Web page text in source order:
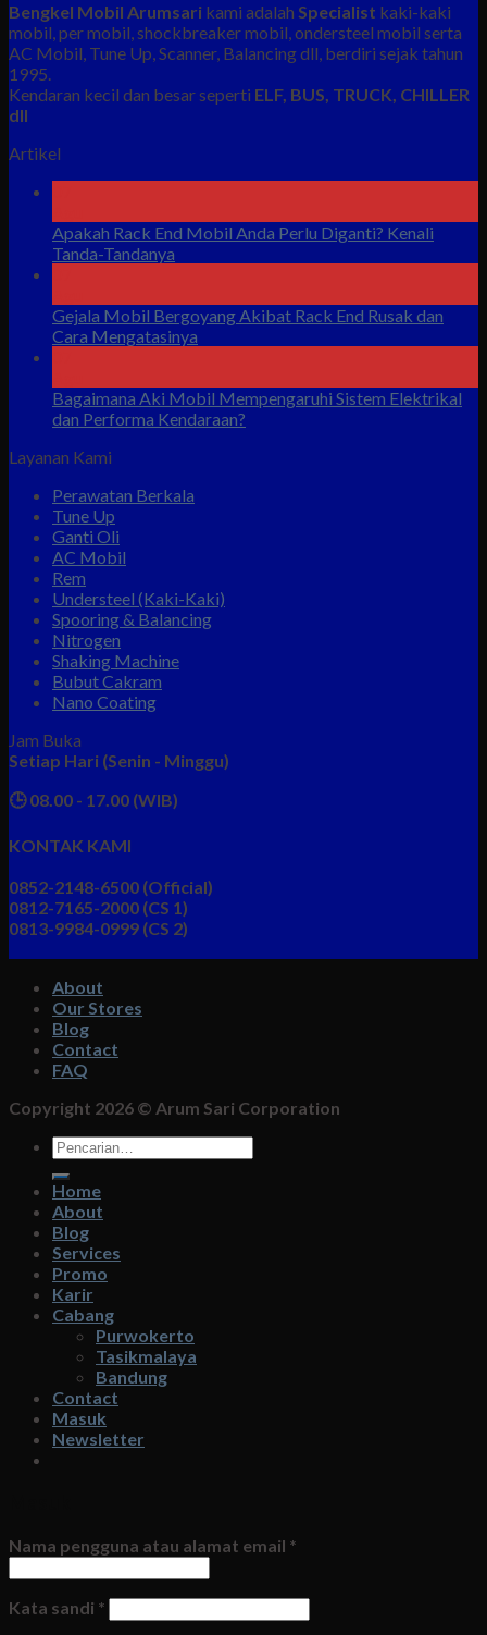
Bengkel Mobil Arumsari kami adalah Specialist kaki-kaki
mobil, per mobil, shockbreaker mobil, ondersteel mobil serta
AC Mobil, Tune Up, Scanner, Balancing dll, berdiri sejak tahun
1995.
Kendaran kecil dan besar seperti ELF, BUS, TRUCK, CHILLER
dll
Artikel
Apakah Rack End Mobil Anda Perlu Diganti? Kenali
Tanda-Tandanya
Gejala Mobil Bergoyang Akibat Rack End Rusak dan
Cara Mengatasinya
Bagaimana Aki Mobil Mempengaruhi Sistem Elektrikal
dan Performa Kendaraan?
Layanan Kami
Perawatan Berkala
Tune Up
Ganti Oli
AC Mobil
Rem
Understeel (Kaki-Kaki)
Spooring & Balancing
Nitrogen
Shaking Machine
Bubut Cakram
Nano Coating
Jam Buka
Setiap Hari (Senin - Minggu)
🕒 08.00 - 17.00 (WIB)
KONTAK KAMI
0852-2148-6500 (Official)
0812-7165-2000 (CS 1)
0813-9984-0999 (CS 2)
About
Our Stores
Blog
Contact
FAQ
Copyright 2026 © Arum Sari Corporation
Pencarian
untuk:
Home
About
Blog
Services
Promo
Karir
Cabang
Purwokerto
Tasikmalaya
Bandung
Contact
Masuk
Newsletter
Nama pengguna atau alamat email *
Kata sandi *